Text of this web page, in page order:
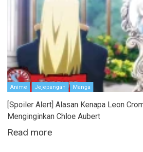
Anime Jejepangan Manga
[Spoiler Alert] Alasan Kenapa Leon
Menginginkan Chloe Aubert
Read more